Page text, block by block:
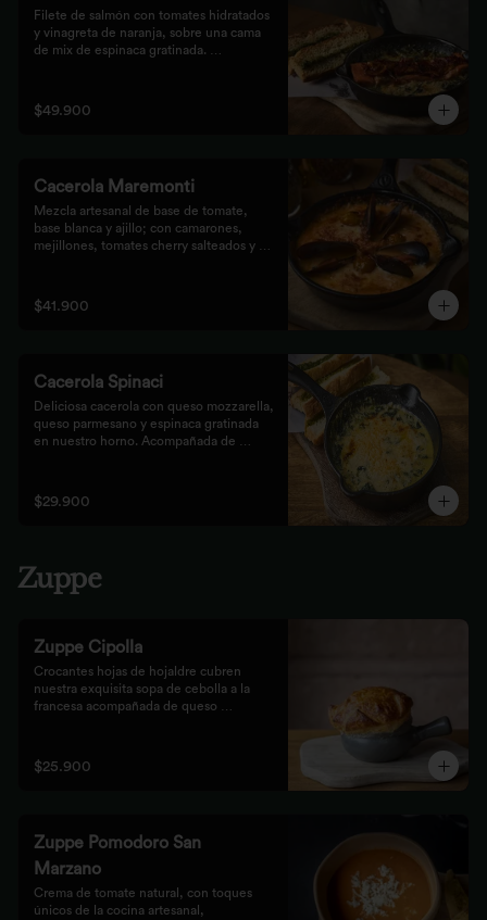
Filete de salmón con tomates hidratados
y vinagreta de naranja, sobre una cama
de mix de espinaca gratinada.
$49.900
Cacerola Maremonti
Mezcla artesanal de base de tomate,
base blanca y ajillo; con camarones,
mejillones, tomates cherry salteados y
pan focaccia con pesto verde rústico.
$41.900
Cacerola Spinaci
Deliciosa cacerola con queso mozzarella,
queso parmesano y espinaca gratinada
en nuestro horno. Acompañada de
$29.900
Zuppe
Zuppe Cipolla
Crocantes hojas de hojaldre cubren
nuestra exquisita sopa de cebolla a la
francesa acompañada de queso
$25.900
Zuppe Pomodoro San
Marzano
Crema de tomate natural, con toques
únicos de la cocina artesanal,